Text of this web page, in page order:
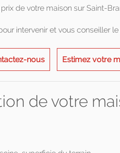
de votre maison sur Saint-
intervenir et vous conseiller
nous Estimez votre
de votre